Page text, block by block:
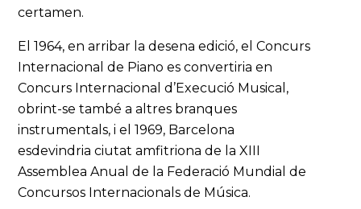
certamen.
El 1964, en arribar la desena edició, el Concurs
Internacional de Piano es convertiria en
Concurs Internacional d’Execució Musical,
obrint-se també a altres branques
instrumentals, i el 1969, Barcelona
esdevindria ciutat amfitriona de la XIII
Assemblea Anual de la Federació Mundial de
Concursos Internacionals de Música.